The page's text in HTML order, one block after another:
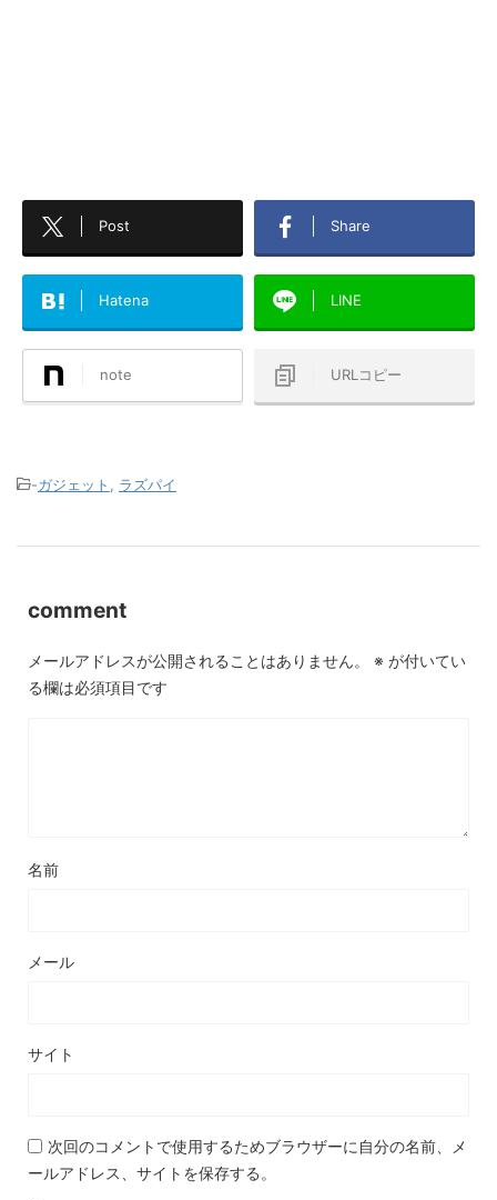
Post Share
Hatena LINE
note URLコピー
-ガジェット ラズパイ
comment
メールアドレスが公開されることはありません。 ※ が付いてい
る欄は必須項目です
名前
メール
サイト
次回のコメントで使用するためブラウザーに自分の名前、メ
ールアドレス、サイトを保存する。